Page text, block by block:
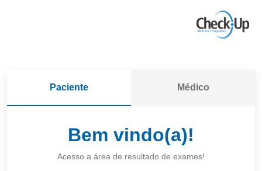
Paciente Médico
Bem vindo(a)!
Acesso a área de resultado de exames!